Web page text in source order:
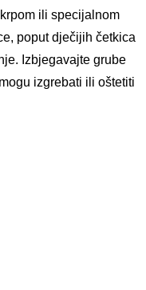
ili specijalnom
poput dječijih četkica
Izbjegavajte grube
izgrebati ili oštetiti